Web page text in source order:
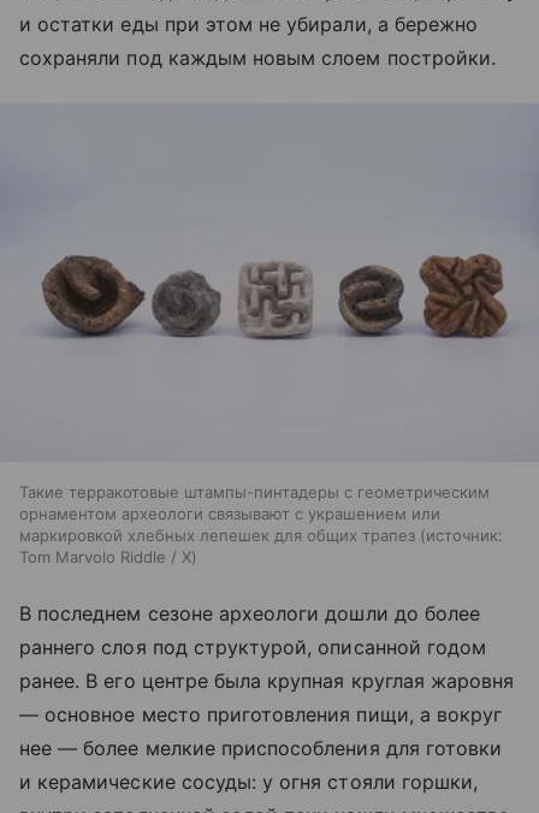
и остатки еды при этом не убирали, а бережно
сохраняли под каждым новым слоем постройки.
Такие терракотовые штампы-пинтадеры с геометрическим
орнаментом археологи связывают с украшением или
маркировкой хлебных лепешек для общих трапез
источник:
Tom Marvolo Riddle / X
В последнем сезоне археологи дошли до более
раннего слоя под структурой, описанной годом
ранее. В его центре была крупная круглая жаровня
— основное место приготовления пищи, а вокруг
нее — более мелкие приспособления для готовки
и керамические сосуды: у огня стояли горшки,